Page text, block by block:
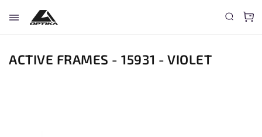
ACTIVE FRAMES - 15931 - VIOLET